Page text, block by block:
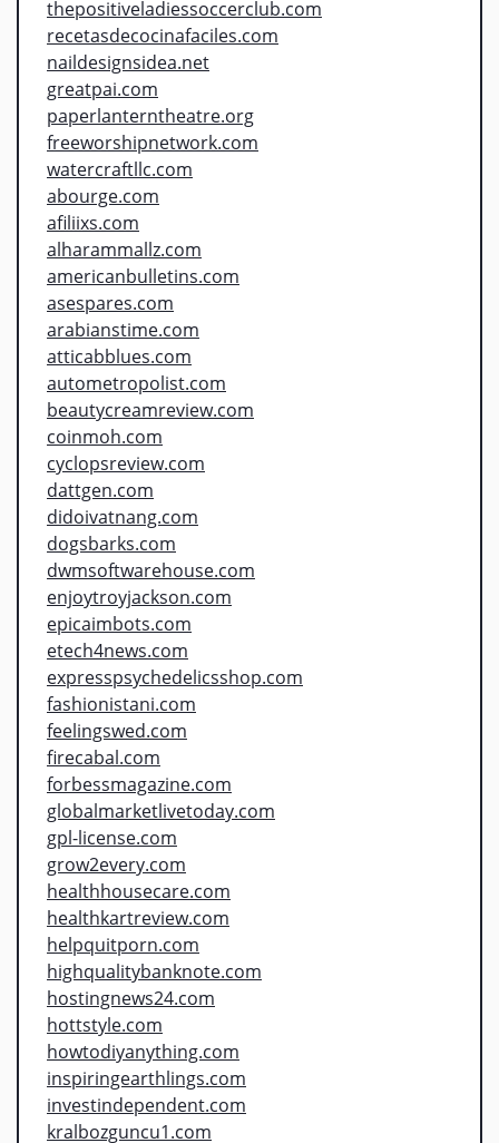
thepositiveladiessoccerclub.com
recetasdecocinafaciles.com
naildesignsidea.net
greatpai.com
paperlanterntheatre.org
freeworshipnetwork.com
watercraftllc.com
abourge.com
afiliixs.com
alharammallz.com
americanbulletins.com
asespares.com
arabianstime.com
atticabblues.com
autometropolist.com
beautycreamreview.com
coinmoh.com
cyclopsreview.com
dattgen.com
didoivatnang.com
dogsbarks.com
dwmsoftwarehouse.com
enjoytroyjackson.com
epicaimbots.com
etech4news.com
expresspsychedelicsshop.com
fashionistani.com
feelingswed.com
firecabal.com
forbessmagazine.com
globalmarketlivetoday.com
gpl-license.com
grow2every.com
healthhousecare.com
healthkartreview.com
helpquitporn.com
highqualitybanknote.com
hostingnews24.com
hottstyle.com
howtodiyanything.com
inspiringearthlings.com
investindependent.com
kralbozguncu1.com